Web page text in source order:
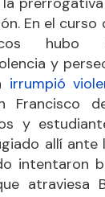
En el
hubo
y
irrumpió
Francisco
y
allí ante
intentaron
atraviesa